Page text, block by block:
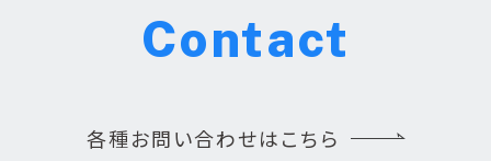
Contact
各種お問い合わせはこちら